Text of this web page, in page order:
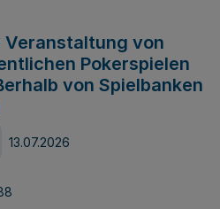
Veranstaltung von
Pokerspielen
von Spielbanken
13.07.2026